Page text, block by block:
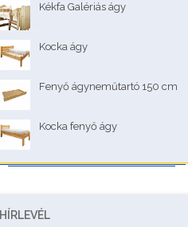
Kékfa Galériás ágy
Kocka ágy
Fenyő ágyneműtartó 150 cm
Kocka fenyő ágy
HÍRLEVÉL